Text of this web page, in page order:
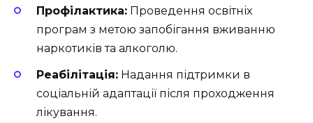
Профілактика: Проведення освітніх
програм з метою запобігання вживанню
наркотиків та алкоголю.
Реабілітація: Надання підтримки в
соціальній адаптації після проходження
лікування.